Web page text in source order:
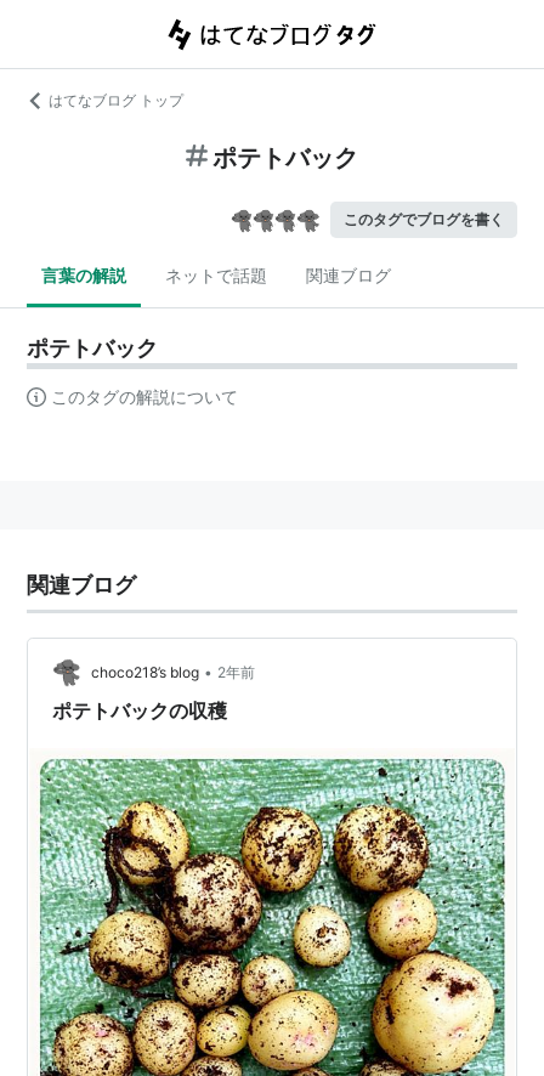
はてなブログ トップ
ポテトバック
このタグでブログを書く
言葉の解説 ネットで話題 関連ブログ
ポテトバック
このタグの解説について
関連ブログ
choco218’s blog • 2年前
ポテトバックの収穫